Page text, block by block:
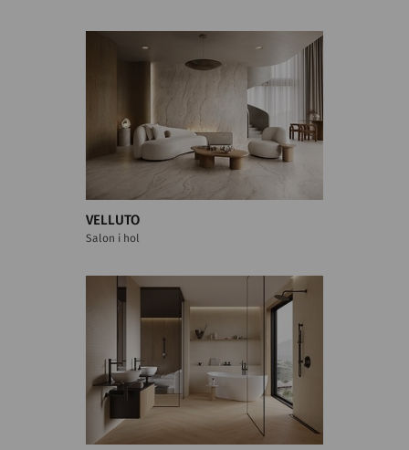
VELLUTO
Salon i hol